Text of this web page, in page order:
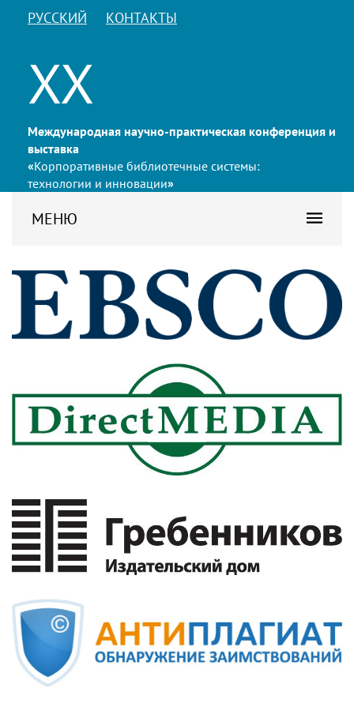
РУССКИЙ КОНТАКТЫ
XX
Международная научно-практическая конференция и
выставка
«Корпоративные библиотечные системы:
технологии и инновации»
МЕНЮ